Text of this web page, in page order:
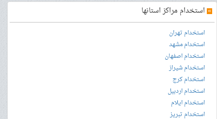
» استخدام مراکز استانها
استخدام تهران
استخدام مشهد
استخدام اصفهان
استخدام شیراز
استخدام کرج
استخدام اردبیل
استخدام ایلام
استخدام تبریز